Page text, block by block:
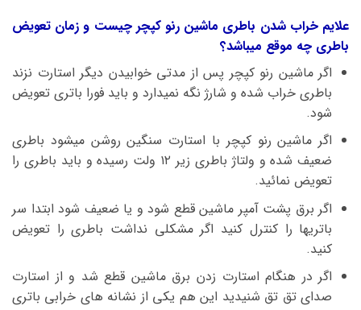
علایم خراب شدن باطری ماشین رنو کپچر چیست و زمان تعویض
باطری چه موقع میباشد؟
اگر ماشین رنو کپچر پس از مدتی خوابیدن دیگر استارت نزند
باطری خراب شده و شارژ نگه نمیدارد و باید فورا باتری تعویض
شود.
اگر ماشین رنو کپچر با استارت سنگین روشن میشود باطری
ضعیف شده و ولتاژ باطری زیر ۱۲ ولت رسیده و باید باطری را
تعویض نمائید.
اگر برق پشت آمپر ماشین قطع شود و یا ضعیف شود ابتدا سر
باتریها را کنترل کنید اگر مشکلی نداشت باطری را تعویض
کنید.
اگر در هنگام استارت زدن برق ماشین قطع شد و از استارت
صدای تق تق شنیدید این هم یکی از نشانه های خرابی باتری